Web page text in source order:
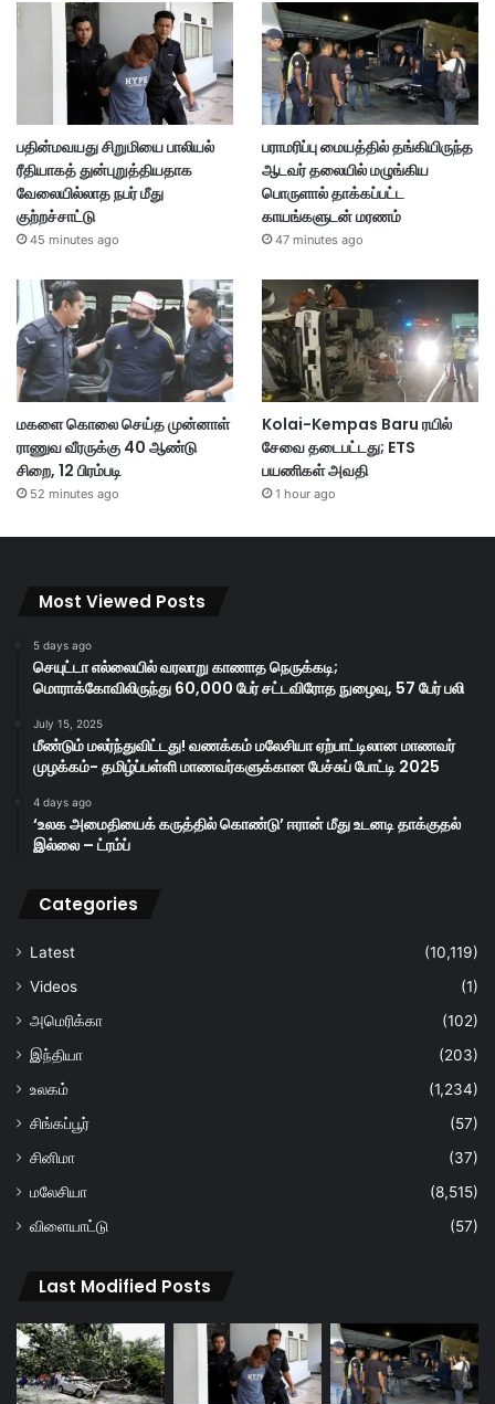
பதின்மவயது சிறுமியை பாலியல்
ரீதியாகத் துன்புறுத்தியதாக
வேலையில்லாத நபர் மீது
குற்றச்சாட்டு
45 minutes ago
பராமரிப்பு மையத்தில் தங்கியிருந்த
ஆடவர் தலையில் மழுங்கிய
பொருளால் தாக்கப்பட்ட
காயங்களுடன் மரணம்
47 minutes ago
மகளை கொலை செய்த முன்னாள்
ராணுவ வீரருக்கு 40 ஆண்டு
சிறை, 12 பிரம்படி
52 minutes ago
Kolai-Kempas Baru ரயில்
சேவை தடைபட்டது; ETS
பயணிகள் அவதி
1 hour ago
Most Viewed Posts
5 days ago
செயுட்டா எல்லையில் வரலாறு காணாத நெருக்கடி;
மொராக்கோவிலிருந்து 60,000 பேர் சட்டவிரோத நுழைவு, 57 பேர் பலி
July 15, 2025
மீண்டும் மலர்ந்துவிட்டது! வணக்கம் மலேசியா ஏற்பாட்டிலான மாணவர்
முழக்கம்- தமிழ்ப்பள்ளி மாணவர்களுக்கான பேச்சுப் போட்டி 2025
4 days ago
‘உலக அமைதியைக் கருத்தில் கொண்டு’ ஈரான் மீது உடனடி தாக்குதல்
இல்லை – ட்ரம்ப்
Categories
Latest
(10,119)
Videos
(1)
அமெரிக்கா
(102)
இந்தியா
(203)
உலகம்
(1,234)
சிங்கப்பூர்
(57)
சினிமா
(37)
மலேசியா
(8,515)
விளையாட்டு
(57)
Last Modified Posts